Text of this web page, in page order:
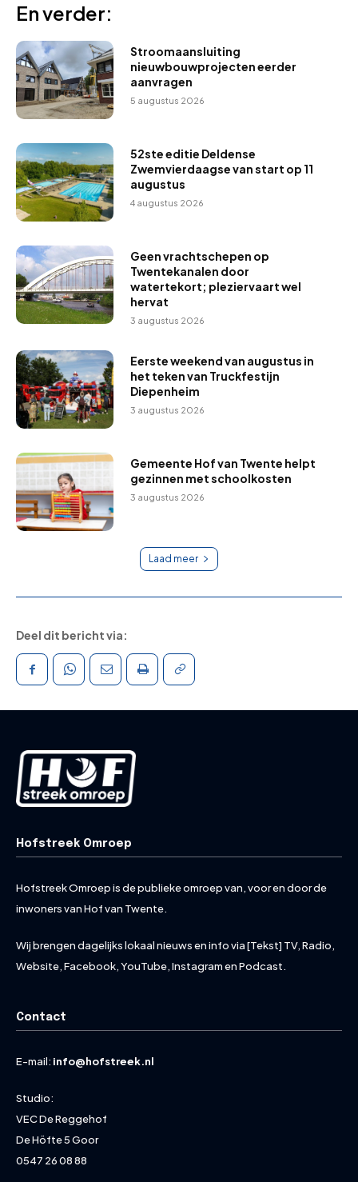
En verder:
Stroomaansluiting
nieuwbouwprojecten eerder
aanvragen
5 augustus 2026
52ste editie Deldense
Zwemvierdaagse van start op 11
augustus
4 augustus 2026
Geen vrachtschepen op
Twentekanalen door
watertekort; pleziervaart wel
hervat
3 augustus 2026
Eerste weekend van augustus in
het teken van Truckfestijn
Diepenheim
3 augustus 2026
Gemeente Hof van Twente helpt
gezinnen met schoolkosten
3 augustus 2026
Laad meer
Deel dit bericht via:
Hofstreek Omroep
Hofstreek Omroep is de publieke omroep van, voor en door de
inwoners van Hof van Twente.
Wij brengen dagelijks lokaal nieuws en info via [Tekst] TV, Radio,
Website, Facebook, YouTube, Instagram en Podcast.
Contact
E-mail: info@hofstreek.nl
Studio:
VEC De Reggehof
De Höfte 5 Goor
0547 26 08 88